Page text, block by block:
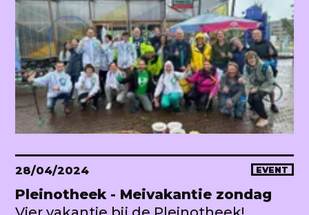
28/04/2024 EVENT
Pleinotheek - Meivakantie zondag